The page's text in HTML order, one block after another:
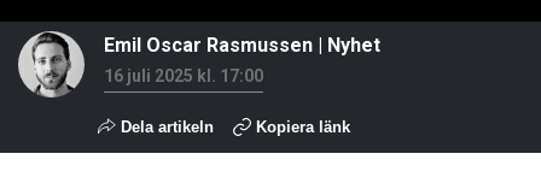
Emil Oscar Rasmussen Nyhet
16 juli 2025 kl. 17:00
Dela artikeln Kopiera länk